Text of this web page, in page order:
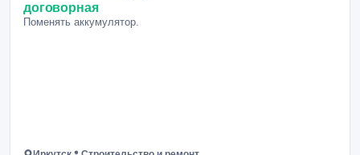
договорная
Поменять аккумулятор.